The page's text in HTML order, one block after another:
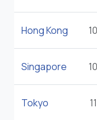
Hong Kong
Singapore
Tokyo